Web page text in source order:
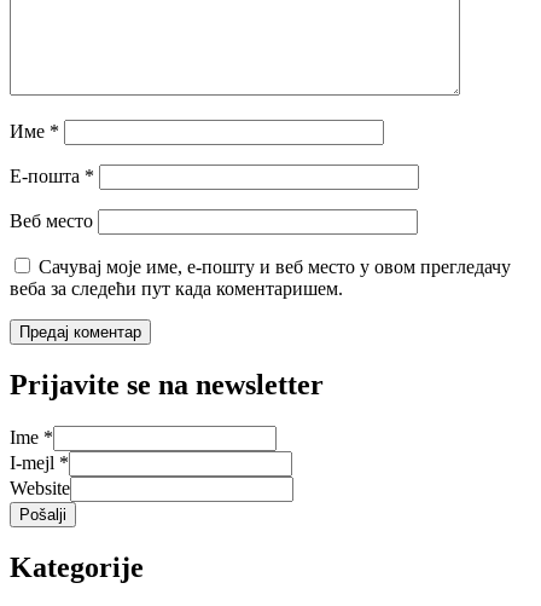
Име *
Е-пошта *
Веб место
Сачувај моје име, е-пошту и веб место у овом прегледачу
веба за следећи пут када коментаришем.
Prijavite se na newsletter
Ime *
I-mejl *
Website
Pošalji
Kategorije